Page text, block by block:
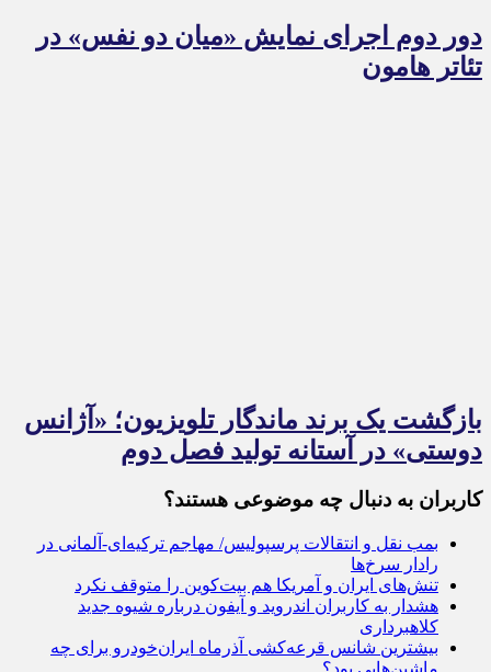
دور دوم اجرای نمایش «میان دو نفس» در
تئاتر هامون
بازگشت یک برند ماندگار تلویزیون؛ «آژانس
دوستی» در آستانه تولید فصل دوم
کاربران به دنبال چه موضوعی هستند؟
بمب نقل و انتقالات پرسپولیس/ مهاجم ترکیه‌ای-آلمانی در
رادار سرخ‌ها
تنش‌های ایران و آمریکا هم بیت‌کوین را متوقف نکرد
هشدار به کاربران اندروید و آیفون درباره شیوه جدید
کلاهبرداری
بیشترین شانس قرعه‌کشی آذرماه ایران‌خودرو برای چه
ماشین‌هایی بود؟